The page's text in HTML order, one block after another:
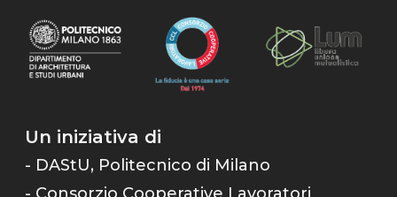
Un iniziativa di
- DAStU, Politecnico di Milano